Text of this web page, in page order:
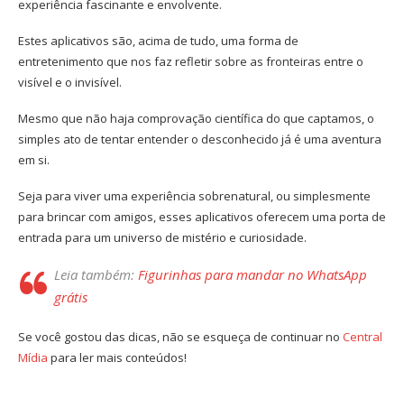
experiência fascinante e envolvente.
Estes aplicativos são, acima de tudo, uma forma de
entretenimento que nos faz refletir sobre as fronteiras entre o
visível e o invisível.
Mesmo que não haja comprovação científica do que captamos, o
simples ato de tentar entender o desconhecido já é uma aventura
em si.
Seja para viver uma experiência sobrenatural, ou simplesmente
para brincar com amigos, esses aplicativos oferecem uma porta de
entrada para um universo de mistério e curiosidade.
Leia também: Figurinhas para mandar no WhatsApp
grátis
Se você gostou das dicas, não se esqueça de continuar no Central
Mídia para ler mais conteúdos!